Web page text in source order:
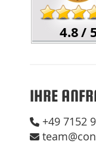
4.8/
IHRE
+49 7152